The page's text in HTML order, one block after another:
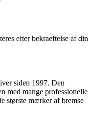
efter bekraeftelse af din
siden 1997. Den
med mange professionelle
største mærker af bremse